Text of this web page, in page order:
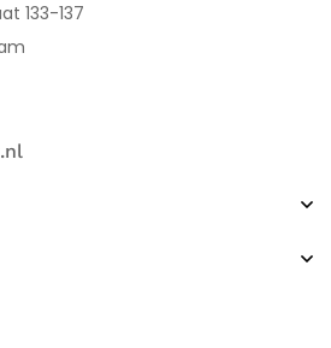
133-137